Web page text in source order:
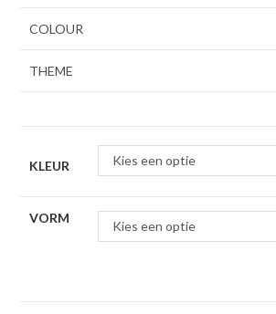
COLOUR
THEME
KLEUR Kies een optie
VORM
Kies een optie